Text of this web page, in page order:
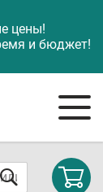
цены!
и бюджет!